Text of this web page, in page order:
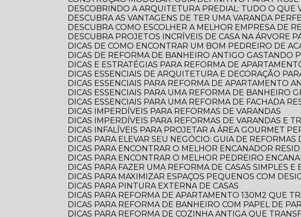
DESCOBRINDO A ARQUITETURA PREDIAL: TUDO O QUE
DESCUBRA AS VANTAGENS DE TER UMA VARANDA
DESCUBRA COMO ESCOLHER A MELHOR EMPRESA DE
DESCUBRA PROJETOS INCRÍVEIS DE CASA NA ÁRVORE
DICAS DE COMO ENCONTRAR UM BOM PEDREIRO DE
DICAS DE REFORMA DE BANHEIRO ANTIGO GASTANDO
DICAS E ESTRATÉGIAS PARA REFORMA DE
DICAS ESSENCIAIS DE ARQUITETURA E DECORAÇÃO
DICAS ESSENCIAIS PARA REFORMA DE APARTAMENTO
DICAS ESSENCIAIS PARA UMA REFORMA DE BANHEIRO
DICAS ESSENCIAIS PARA UMA REFORMA DE FACHADA
DICAS IMPERDÍVEIS PARA REFORMAS DE VARANDAS
DICAS IMPERDÍVEIS PARA REFORMAS DE VARANDAS E
DICAS INFALÍVEIS PARA PROJETAR A ÁREA GOURMET
DICAS PARA ELEVAR SEU NEGÓCIO: GUIA DE REFORMAS
DICAS PARA ENCONTRAR O MELHOR ENCANADOR
DICAS PARA ENCONTRAR O MELHOR PEDREIRO
DICAS PARA FAZER UMA REFORMA DE CASAS SIMPLES E
DICAS PARA MAXIMIZAR ESPAÇOS PEQUENOS COM
DICAS PARA PINTURA EXTERNA DE CASAS
DICAS PARA REFORMA DE APARTAMENTO 130M2 QUE
DICAS PARA REFORMA DE BANHEIRO COM PAPEL DE
DICAS PARA REFORMA DE COZINHA ANTIGA QUE